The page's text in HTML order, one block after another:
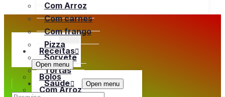
Com Arroz
Com carnes
Com frango
Pizza
Sorvete
Tortas
Saúde
Open menu
Receitas
Open menu
Bolos
Com Arroz